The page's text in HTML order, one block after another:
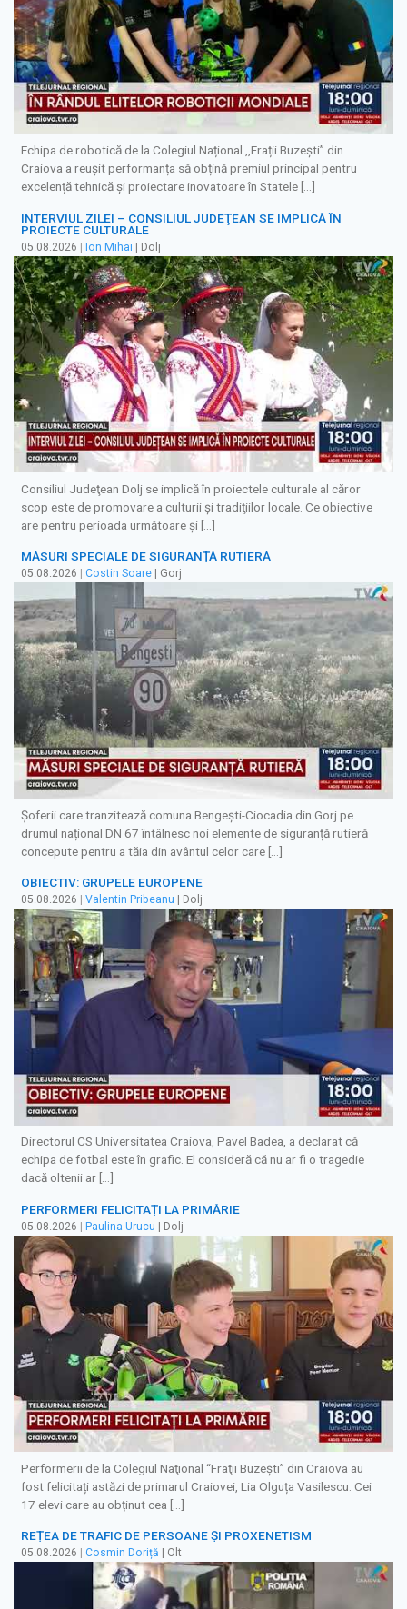
Echipa de robotică de la Colegiul Național ,,Frații Buzești” din
Craiova a reușit performanța să obțină premiul principal pentru
excelență tehnică și proiectare inovatoare în Statele […]
INTERVIUL ZILEI – CONSILIUL JUDEŢEAN SE IMPLICĂ ÎN
PROIECTE CULTURALE
05.08.2026 | Ion Mihai | Dolj
Consiliul Judeţean Dolj se implică în proiectele culturale al căror
scop este de promovare a culturii şi tradiţiilor locale. Ce obiective
are pentru perioada următoare şi […]
MĂSURI SPECIALE DE SIGURANȚĂ RUTIERĂ
05.08.2026 Costin Soare | Gorj
Șoferii care tranzitează comuna Bengești-Ciocadia din Gorj pe
drumul național DN 67 întâlnesc noi elemente de siguranță rutieră
concepute pentru a tăia din avântul celor care […]
OBIECTIV: GRUPELE EUROPENE
05.08.2026 Valentin Pribeanu | Dolj
Directorul CS Universitatea Craiova, Pavel Badea, a declarat că
echipa de fotbal este în grafic. El consideră că nu ar fi o tragedie
dacă oltenii ar […]
PERFORMERI FELICITAȚI LA PRIMĂRIE
05.08.2026 | Paulina Urucu | Dolj
Performerii de la Colegiul Naţional “Fraţii Buzeşti” din Craiova au
fost felicitați astăzi de primarul Craiovei, Lia Olguța Vasilescu. Cei
17 elevi care au obținut cea […]
REȚEA DE TRAFIC DE PERSOANE ȘI PROXENETISM
05.08.2026 Cosmin Doriță | Olt